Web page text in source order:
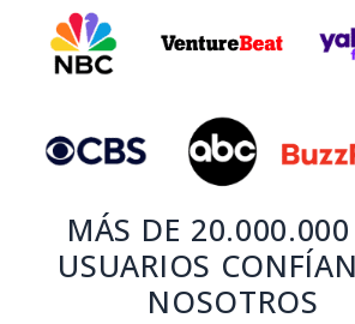
MÁS DE 20.000.000
USUARIOS
NOSOTROS